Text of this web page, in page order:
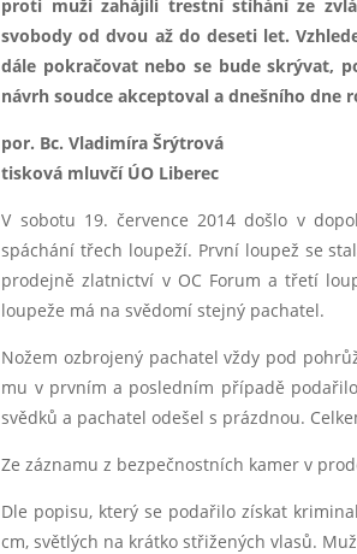
proti muži zahájili trestní stíhání ze
svobody od dvou až do deseti let.
dále pokračovat nebo se bude skrývat,
návrh soudce akceptoval a dnešního dne
por. Bc. Vladimíra Šrýtrová
tisková mluvčí ÚO Liberec
V sobotu 19. července 2014 došlo v
spáchání třech loupeží. První loupež se
prodejně zlatnictví v OC Forum a třetí
loupeže má na svědomí stejný pachatel.
Nožem ozbrojený pachatel vždy pod
mu v prvním a posledním případě
svědků a pachatel odešel s prázdnou.
Ze záznamu z bezpečnostních kamer v
Dle popisu, který se podařilo získat
cm, světlých na krátko střižených vlasů.